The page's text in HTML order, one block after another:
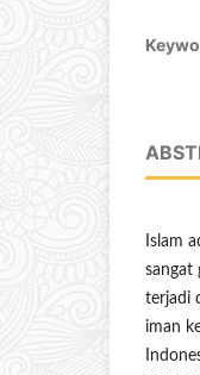
Islam
sangat
terjadi
iman